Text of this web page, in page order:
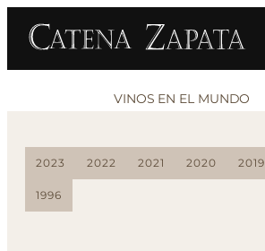
VINOS EN EL MUNDO
2023 2022 2021 2020 2019
1996